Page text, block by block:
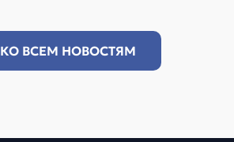
КО ВСЕМ НОВОСТЯМ